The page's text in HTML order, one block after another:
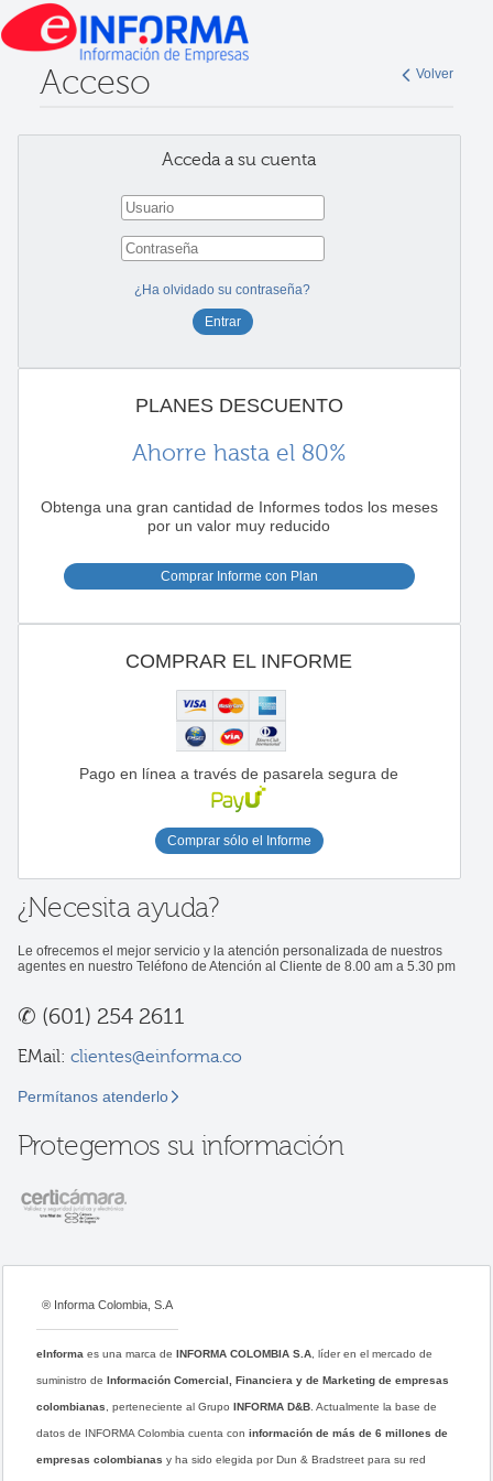
Volver
Acceso
Acceda a su cuenta
¿Ha olvidado su contraseña?
PLANES DESCUENTO
Ahorre hasta el 80%
Obtenga una gran cantidad de Informes todos los meses
por un valor muy reducido
Comprar Informe con Plan
COMPRAR EL INFORME
Pago en línea a través de pasarela segura de
Comprar sólo el Informe
¿Necesita ayuda?
Le ofrecemos el mejor servicio y la atención personalizada de nuestros
agentes en nuestro Teléfono de Atención al Cliente de 8.00 am a 5.30 pm
✆ (601) 254 2611
EMail: clientes@einforma.co
Permítanos atenderlo
Protegemos su información
® Informa Colombia, S.A
eInforma es una marca deINFORMA COLOMBIA S.A , líder en el mercado de
suministro deInformación Comercial, Financiera y de Marketing de empresas
colombianas , perteneciente al GrupoINFORMA D&B . Actualmente la base de
datos de INFORMA Colombia cuenta coninformación de más de 6 millones de
empresas colombianas y ha sido elegida por Dun & Bradstreet para su red